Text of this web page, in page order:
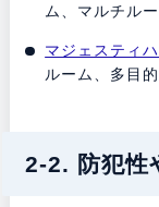
ム、マルチル
マジェスティ
ルーム、多目
2-2. 防犯性